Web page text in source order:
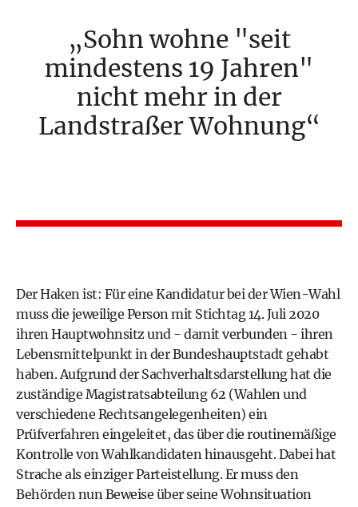
Sohn wohne "seit
mindestens 19 Jahren"
nicht mehr in der
Landstraßer Wohnung
Der Haken ist: Für eine Kandidatur bei der Wien-Wahl
muss die jeweilige Person mit Stichtag 14. Juli 2020
ihren Hauptwohnsitz und - damit verbunden - ihren
Lebensmittelpunkt in der Bundeshauptstadt gehabt
haben. Aufgrund der Sachverhaltsdarstellung hat die
zuständige Magistratsabteilung 62 (Wahlen und
verschiedene Rechtsangelegenheiten) ein
Prüfverfahren eingeleitet, das über die routinemäßige
Kontrolle von Wahlkandidaten hinausgeht. Dabei hat
Strache als einziger Parteistellung. Er muss den
Behörden nun Beweise über seine Wohnsituation